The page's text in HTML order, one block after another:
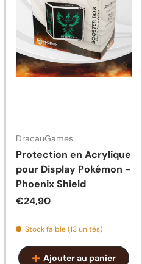
DracauGames
Protection en Acrylique
pour Display Pokémon -
Phoenix Shield
Prix habituel
€24,90
Stock faible (13 unités)
Ajouter au panier